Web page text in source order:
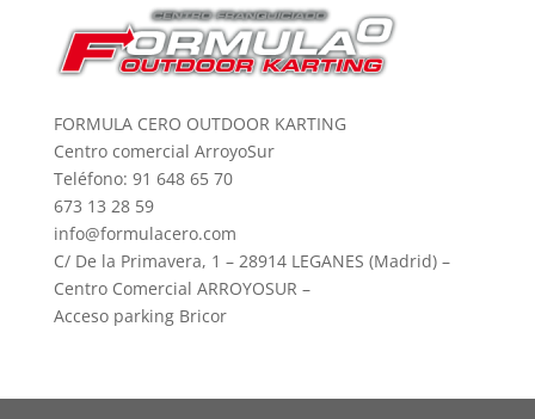
FORMULA CERO OUTDOOR KARTING
Centro comercial ArroyoSur
Teléfono: 91 648 65 70
673 13 28 59
info@formulacero.com
C/ De la Primavera, 1 – 28914 LEGANES (Madrid) –
Centro Comercial ARROYOSUR –
Acceso parking Bricor